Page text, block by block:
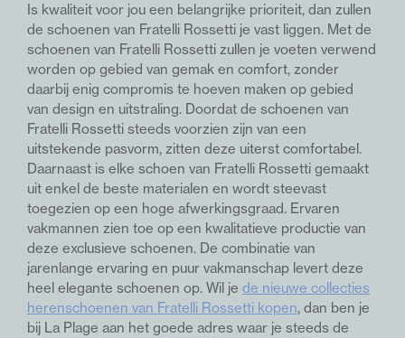
Is kwaliteit voor jou een belangrijke prioriteit, dan zullen
de schoenen van Fratelli Rossetti je vast liggen. Met de
schoenen van Fratelli Rossetti zullen je voeten verwend
worden op gebied van gemak en comfort, zonder
daarbij enig compromis te hoeven maken op gebied
van design en uitstraling. Doordat de schoenen van
Fratelli Rossetti steeds voorzien zijn van een
uitstekende pasvorm, zitten deze uiterst comfortabel.
Daarnaast is elke schoen van Fratelli Rossetti gemaakt
uit enkel de beste materialen en wordt steevast
toegezien op een hoge afwerkingsgraad. Ervaren
vakmannen zien toe op een kwalitatieve productie van
deze exclusieve schoenen. De combinatie van
jarenlange ervaring en puur vakmanschap levert deze
heel elegante schoenen op. Wil je de nieuwe collecties
herenschoenen van Fratelli Rossetti kopen, dan ben je
bij La Plage aan het goede adres waar je steeds de